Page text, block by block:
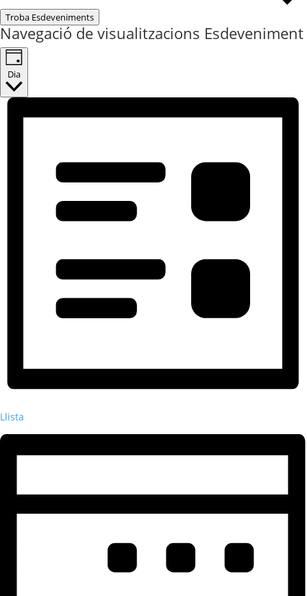
Troba Esdeveniments
Navegació de visualitzacions Esdeveniment
Dia
Llista